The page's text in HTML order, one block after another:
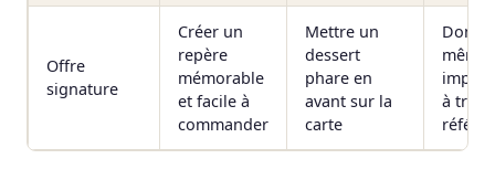
Offre
signature
Créer un
repère
mémorable
et facile à
commander
Mettre un
dessert
phare en
avant sur la
carte
même
à trop